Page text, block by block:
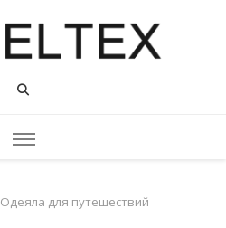
Одеяла для путешествий